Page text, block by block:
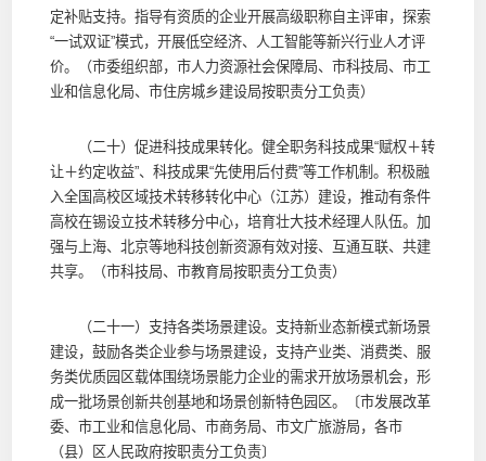
定补贴支持。指导有资质的企业开展高级职称自主评审，探索
“一试双证”模式，开展低空经济、人工智能等新兴行业人才评
价。（市委组织部，市人力资源社会保障局、市科技局、市工
业和信息化局、市住房城乡建设局按职责分工负责）
（二十）促进科技成果转化。健全职务科技成果“赋权＋转
让＋约定收益”、科技成果“先使用后付费”等工作机制。积极融
入全国高校区域技术转移转化中心（江苏）建设，推动有条件
高校在锡设立技术转移分中心，培育壮大技术经理人队伍。加
强与上海、北京等地科技创新资源有效对接、互通互联、共建
共享。（市科技局、市教育局按职责分工负责）
（二十一）支持各类场景建设。支持新业态新模式新场景
建设，鼓励各类企业参与场景建设，支持产业类、消费类、服
务类优质园区载体围绕场景能力企业的需求开放场景机会，形
成一批场景创新共创基地和场景创新特色园区。〔市发展改革
委、市工业和信息化局、市商务局、市文广旅游局，各市
（县）区人民政府按职责分工负责〕